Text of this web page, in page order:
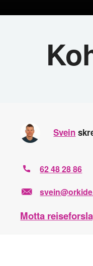
Svein
62 48 28 86
Motta